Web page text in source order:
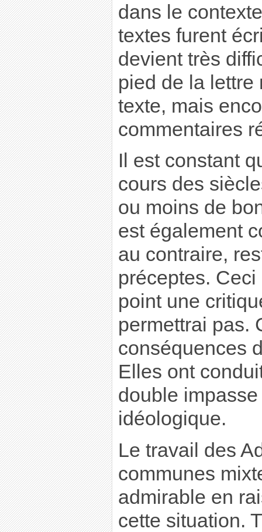
dans le
textes furent
devient très
pied de la lettre
texte, mais
commentaires
Il est constant
cours des
ou moins de
est également
au contraire,
préceptes.
point une
permettrai pas.
conséquences
Elles ont
double
idéologique.
Le travail des
communes
admirable en
cette situation.